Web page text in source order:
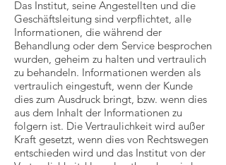
Das Institut, seine Angestellten und die
Geschäftsleitung sind verpflichtet, alle
Informationen, die während der
Behandlung oder dem Service besprochen
wurden, geheim zu halten und vertraulich
zu behandeln. Informationen werden als
vertraulich eingestuft, wenn der Kunde
dies zum Ausdruck bringt, bzw. wenn dies
aus dem Inhalt der Informationen zu
folgern ist. Die Vertraulichkeit wird außer
Kraft gesetzt, wenn dies von Rechtswegen
entschieden wird und das Institut von der